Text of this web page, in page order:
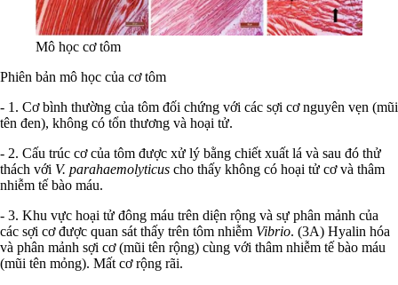
Mô học cơ tôm
Phiên bản mô học của cơ tôm
- 1. Cơ bình thường của tôm đối chứng với các sợi cơ nguyên vẹn (mũi
tên đen), không có tổn thương và hoại tử.
- 2. Cấu trúc cơ của tôm được xử lý bằng chiết xuất lá và sau đó thử
thách với V. parahaemolyticus cho thấy không có hoại tử cơ và thâm
nhiễm tế bào máu.
- 3. Khu vực hoại tử đông máu trên diện rộng và sự phân mảnh của
các sợi cơ được quan sát thấy trên tôm nhiễm Vibrio. (3A) Hyalin hóa
và phân mảnh sợi cơ (mũi tên rộng) cùng với thâm nhiễm tế bào máu
(mũi tên mỏng). Mất cơ rộng rãi.